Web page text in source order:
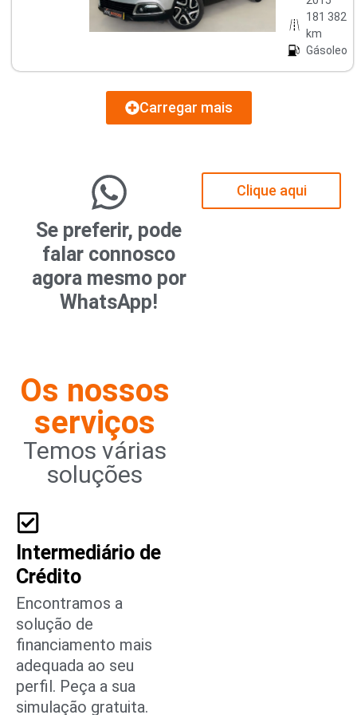
181 382
km
Gásoleo
Carregar mais
Se preferir, pode
falar connosco
agora mesmo por
WhatsApp!
Clique aqui
Os nossos
serviços
Temos várias
soluções
Intermediário de
Crédito
Encontramos a
solução de
financiamento mais
adequada ao seu
perfil. Peça a sua
simulação gratuita.